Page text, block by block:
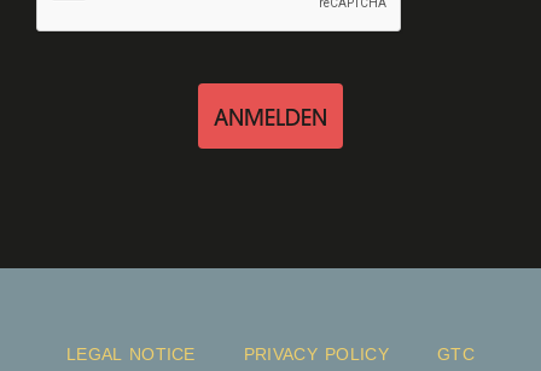
ANMELDEN
LEGAL NOTICE PRIVACY POLICY GTC